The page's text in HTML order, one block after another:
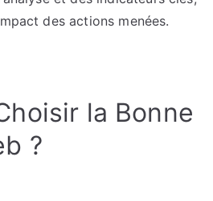
des actions menées.
la Bonne
?